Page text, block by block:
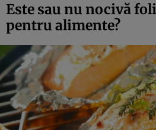
Este sau nu nocivă
pentru alimente?